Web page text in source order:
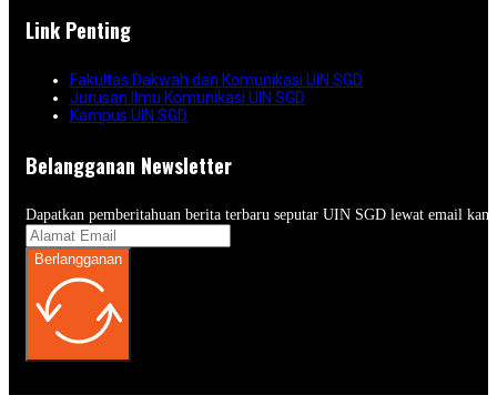
Link Penting
Fakultas Dakwah dan Komunikasi UIN SGD
Jurusan Ilmu Komunikasi UIN SGD
Kampus UIN SGD
Belangganan Newsletter
Dapatkan pemberitahuan berita terbaru seputar UIN SGD lewat email
Berlangganan